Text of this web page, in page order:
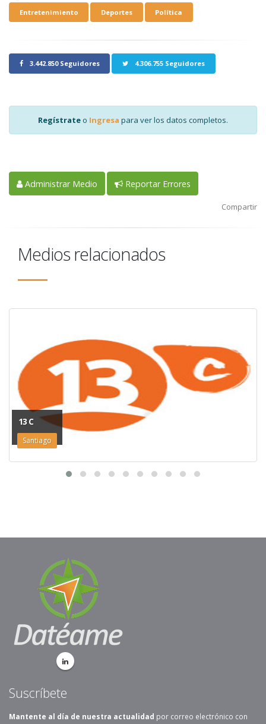
Entretenimiento Deportes Política
3.442.850 Seguidores 4.306.755 Seguidores
Regístrate o Ingresa para ver los datos completos.
Administrar Medio Reportar Errores
Compartir
Medios relacionados
13 C
Santiago
Suscríbete
Mantente al día de nuestra actualidad por correo electrónico con